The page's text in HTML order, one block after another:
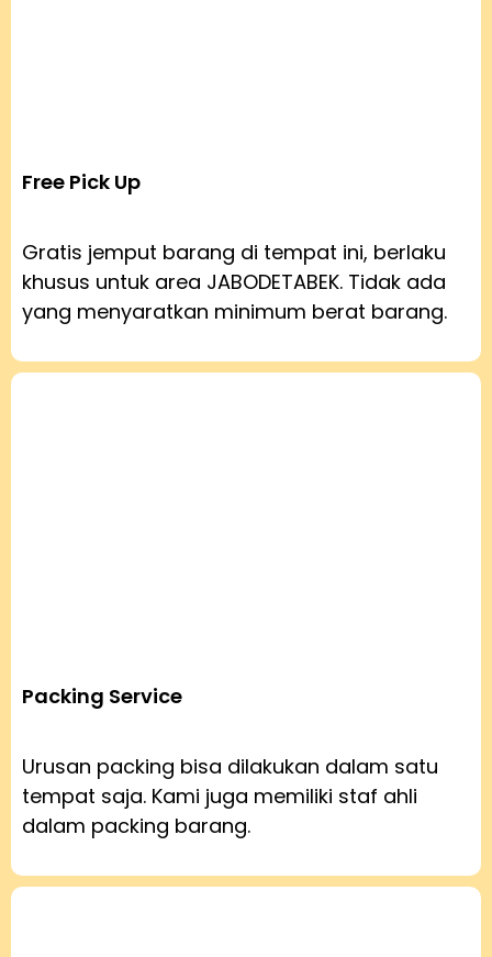
Free Pick Up
Gratis jemput barang di tempat ini, berlaku
khusus untuk area JABODETABEK. Tidak ada
yang menyaratkan minimum berat barang.
Packing Service
Urusan packing bisa dilakukan dalam satu
tempat saja. Kami juga memiliki staf ahli
dalam packing barang.